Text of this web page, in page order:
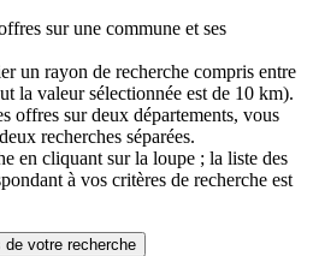
sur une commune et ses
un rayon de recherche compris entre
la valeur sélectionnée est de 10 km).
offres sur deux départements, vous
recherches séparées.
en cliquant sur la loupe ; la liste des
à vos critères de recherche est
votre recherche